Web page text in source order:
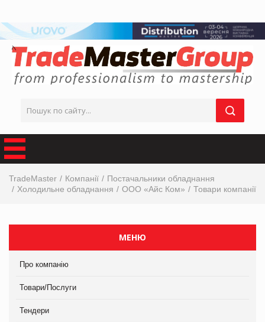
TradeMaster Компанії
Постачальники обладнання
Холодильне обладнання
ООО «Айс Ком» Товари компанії
МЕНЮ
Про компанію
Товари/Послуги
Тендери